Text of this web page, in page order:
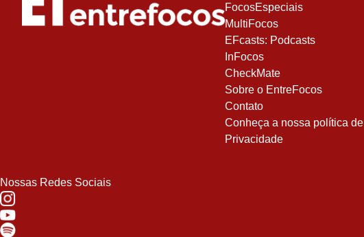
FocosEspeciais
MultiFocos
EFcasts: Podcasts
InFocos
CheckMate
Sobre o EntreFocos
Contato
Conheça a nossa política de
Privacidade
Nossas Redes Sociais